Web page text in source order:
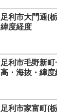
足利市大門通(
緯度経度
足利市毛野新
高・海抜・緯度
足利市家富町(